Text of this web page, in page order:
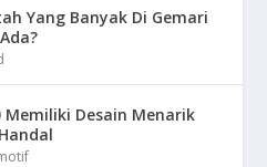
Yang Banyak Di Gemari
Memiliki Desain Menarik